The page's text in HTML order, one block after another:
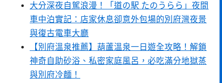
大分深夜自駕浪漫！「道の駅 たのうらら」夜間
車中泊實記：店家休息卻意外包場的別府灣夜景
與復古電車大廳
【別府溫泉推薦】葫蘆溫泉一日遊全攻略！解鎖
神奇自助砂浴、私密家庭風呂，必吃滿分地獄蒸
與別府冷麵！